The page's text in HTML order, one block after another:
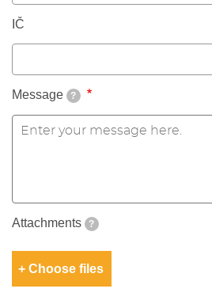
IČ
Message ?
Attachments ?
Choose files